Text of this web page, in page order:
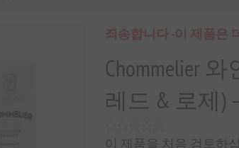
죄송합니다 -이 제품은
Chommelier
레드 & 로제)
이 제품을 처음 검토하